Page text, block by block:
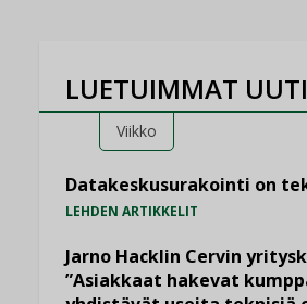
LUETUIMMAT
Viikko
Datakeskusurakointi on
LEHDEN ARTIKKELIT
Jarno Hacklin Cervin
”Asiakkaat hakevat